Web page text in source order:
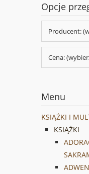
Opcje
Producent:
Cena:
Menu
KSIĄŻKI I
KSIĄŻKI